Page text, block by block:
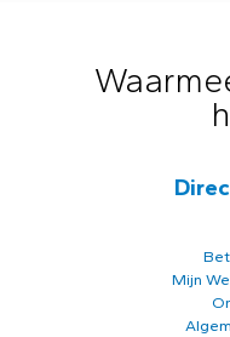
Mijn